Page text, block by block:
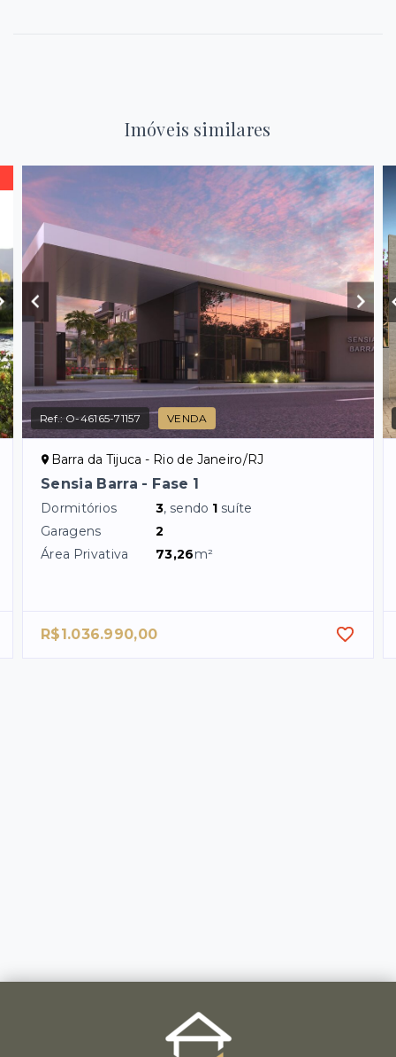
Imóveis similares
Ref.: O-46165-71157 VENDA
Barra da Tijuca - Rio de Janeiro/RJ
Sensia Barra - Fase 1
Dormitórios 3, sendo 1 suíte
Garagens
2
Área Privativa
73,26m²
R$1.036.990,00